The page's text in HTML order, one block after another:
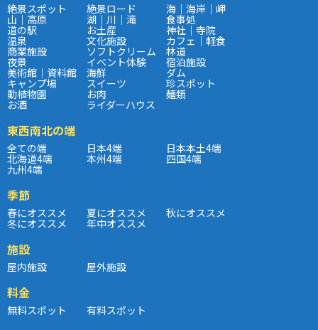
絶景スポット 絶景ロード 海｜海岸｜岬
山｜高原 湖｜川｜滝 食事処
道の駅 お土産 神社｜寺院
温泉 文化施設 カフェ｜軽食
商業施設 ソフトクリーム 林道
夜景 イベント体験 宿泊施設
美術館｜資料館 海鮮 ダム
キャンプ場 スイーツ 珍スポット
動植物園 お肉 麺類
お酒 ライダーハウス
東西南北の端
全ての端 日本4端 日本本土4端
北海道4端 本州4端 四国4端
九州4端
季節
春にオススメ 夏にオススメ 秋にオススメ
冬にオススメ 年中オススメ
施設
屋内施設 屋外施設
料金
無料スポット 有料スポット